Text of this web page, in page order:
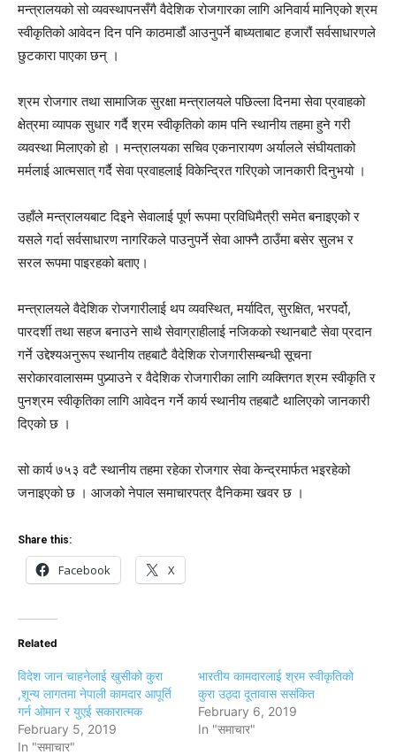
मन्त्रालयको सो व्यवस्थापनसँगै वैदेशिक रोजगारका लागि अनिवार्य मानिएको श्रम
स्वीकृतिको आवेदन दिन पनि काठमाडौं आउनुपर्ने बाध्यताबाट हजारौं सर्वसाधारणले
छुटकारा पाएका छन् ।
श्रम रोजगार तथा सामाजिक सुरक्षा मन्त्रालयले पछिल्ला दिनमा सेवा प्रवाहको
क्षेत्रमा व्यापक सुधार गर्दै श्रम स्वीकृतिको काम पनि स्थानीय तहमा हुने गरी
व्यवस्था मिलाएको हो । मन्त्रालयका सचिव एकनारायण अर्यालले संघीयताको
मर्मलाई आत्मसात् गर्दै सेवा प्रवाहलाई विकेन्द्रित गरिएको जानकारी दिनुभयो ।
उहाँले मन्त्रालयबाट दिइने सेवालाई पूर्ण रूपमा प्रविधिमैत्री समेत बनाइएको र
यसले गर्दा सर्वसाधारण नागरिकले पाउनुपर्ने सेवा आफ्नै ठाउँमा बसेर सुलभ र
सरल रूपमा पाइरहको बताए।
मन्त्रालयले वैदेशिक रोजगारीलाई थप व्यवस्थित, मर्यादित, सुरक्षित, भरपर्दो,
पारदर्शी तथा सहज बनाउने साथै सेवाग्राहीलाई नजिकको स्थानबाटै सेवा प्रदान
गर्ने उद्देश्यअनुरूप स्थानीय तहबाटै वैदेशिक रोजगारीसम्बन्धी सूचना
सरोकारवालासम्म पुप्र्याउने र वैदेशिक रोजगारीका लागि व्यक्तिगत श्रम स्वीकृति र
पुनश्रम स्वीकृतिका लागि आवेदन गर्ने कार्य स्थानीय तहबाटै थालिएको जानकारी
दिएको छ ।
सो कार्य ७५३ वटै स्थानीय तहमा रहेका रोजगार सेवा केन्द्रमार्फत भइरहेको
जनाइएको छ । आजको नेपाल समाचारपत्र दैनिकमा खवर छ ।
Share this:
Facebook X
Related
विदेश जान चाहनेलाई खुसीको कुरा
,शून्य लागतमा नेपाली कामदार आपूर्ति
गर्न ओमान र युएई सकारात्मक
February 5, 2019
In "समाचार"
भारतीय कामदारलाई श्रम स्वीकृतिको
कुरा उठ्दा दूतावास ससंकित
February 6, 2019
In "समाचार"